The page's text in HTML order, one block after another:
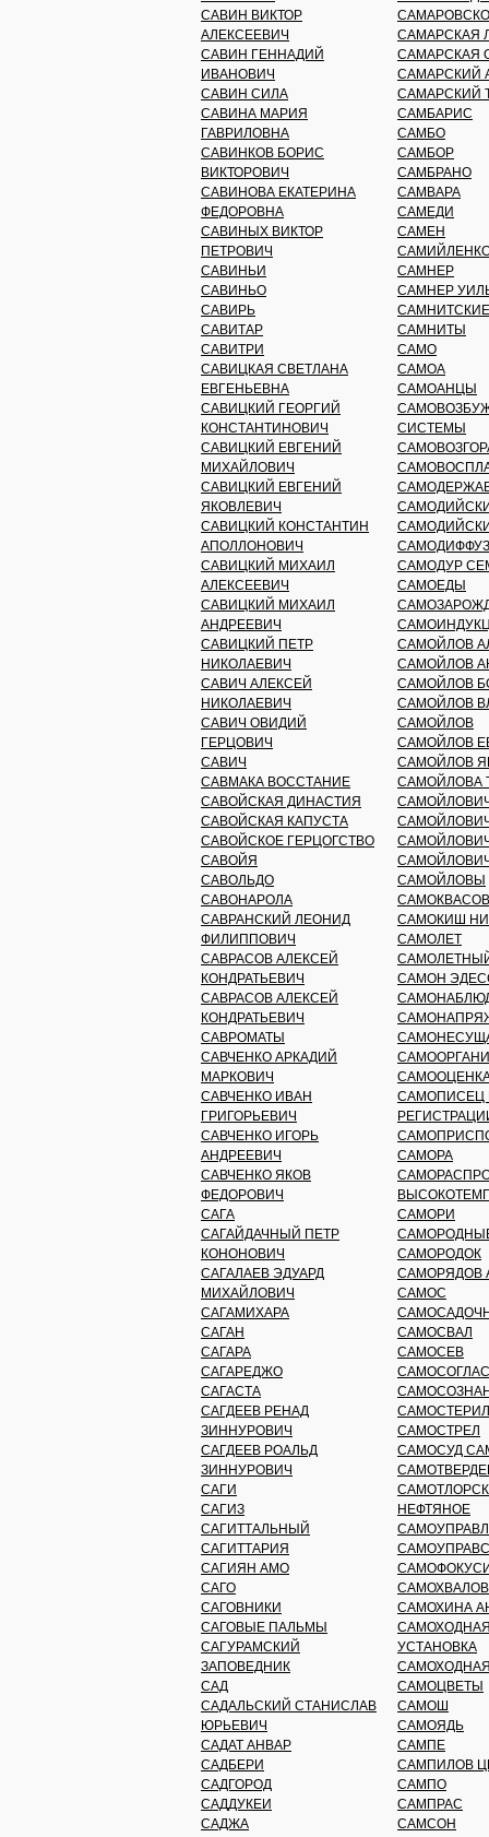
САВИН ВИКТОР
АЛЕКСЕЕВИЧ
САВИН ГЕННАДИЙ
ИВАНОВИЧ
САВИН СИЛА
САВИНА МАРИЯ
ГАВРИЛОВНА
САВИНКОВ БОРИС
ВИКТОРОВИЧ
САВИНОВА ЕКАТЕРИНА
ФЕДОРОВНА
САВИНЫХ ВИКТОР
ПЕТРОВИЧ
САВИНЬИ
САВИНЬО
САВИРЬ
САВИТАР
САВИТРИ
САВИЦКАЯ СВЕТЛАНА
ЕВГЕНЬЕВНА
САВИЦКИЙ ГЕОРГИЙ
КОНСТАНТИНОВИЧ
САВИЦКИЙ ЕВГЕНИЙ
МИХАЙЛОВИЧ
САВИЦКИЙ ЕВГЕНИЙ
ЯКОВЛЕВИЧ
САВИЦКИЙ КОНСТАНТИН
АПОЛЛОНОВИЧ
САВИЦКИЙ МИХАИЛ
АЛЕКСЕЕВИЧ
САВИЦКИЙ МИХАИЛ
АНДРЕЕВИЧ
САВИЦКИЙ ПЕТР
НИКОЛАЕВИЧ
САВИЧ АЛЕКСЕЙ
НИКОЛАЕВИЧ
САВИЧ ОВИДИЙ
ГЕРЦОВИЧ
САВИЧ
САВМАКА ВОССТАНИЕ
САВОЙСКАЯ ДИНАСТИЯ
САВОЙСКАЯ КАПУСТА
САВОЙСКОЕ ГЕРЦОГСТВО
САВОЙЯ
САВОЛЬДО
САВОНАРОЛА
САВРАНСКИЙ ЛЕОНИД
ФИЛИППОВИЧ
САВРАСОВ АЛЕКСЕЙ
КОНДРАТЬЕВИЧ
САВРАСОВ АЛЕКСЕЙ
КОНДРАТЬЕВИЧ
САВРОМАТЫ
САВЧЕНКО АРКАДИЙ
МАРКОВИЧ
САВЧЕНКО ИВАН
ГРИГОРЬЕВИЧ
САВЧЕНКО ИГОРЬ
АНДРЕЕВИЧ
САВЧЕНКО ЯКОВ
ФЕДОРОВИЧ
САГА
САГАЙДАЧНЫЙ ПЕТР
КОНОНОВИЧ
САГАЛАЕВ ЭДУАРД
МИХАЙЛОВИЧ
САГАМИХАРА
САГАН
САГАРА
САГАРЕДЖО
САГАСТА
САГДЕЕВ РЕНАД
ЗИННУРОВИЧ
САГДЕЕВ РОАЛЬД
ЗИННУРОВИЧ
САГИ
САГИЗ
САГИТТАЛЬНЫЙ
САГИТТАРИЯ
САГИЯН АМО
САГО
САГОВНИКИ
САГОВЫЕ ПАЛЬМЫ
САГУРАМСКИЙ
ЗАПОВЕДНИК
САД
САДАЛЬСКИЙ СТАНИСЛАВ
ЮРЬЕВИЧ
САДАТ АНВАР
САДБЕРИ
САДГОРОД
САДДУКЕИ
САДЖА
САМАРСКАЯ
САМАРСКАЯ
САМАРСКИЙ
САМАРСКИЙ
САМБАРИС
САМБО
САМБОР
САМБРАНО
САМВАРА
САМЕДИ
САМЕН
САМНЕР
САМНЕР
САМНИТЫ
САМО
САМОА
САМОАНЦЫ
СИСТЕМЫ
САМОДУР
САМОЕДЫ
САМОЙЛОВ
САМОЙЛОВ
САМОЙЛОВ
САМОЙЛОВ
САМОЙЛОВ
САМОЙЛОВ
САМОЙЛОВ
САМОЙЛОВА
САМОЙЛОВЫ
САМОКИШ
САМОЛЕТ
САМОН
САМОПИСЕЦ
САМОРА
САМОРИ
САМОРОДОК
САМОРЯДОВ
САМОС
САМОСВАЛ
САМОСЕВ
САМОСТРЕЛ
САМОСУД
НЕФТЯНОЕ
САМОХИНА
УСТАНОВКА
САМОЦВЕТЫ
САМОШ
САМОЯДЬ
САМПЕ
САМПИЛОВ
САМПО
САМПРАС
САМСОН